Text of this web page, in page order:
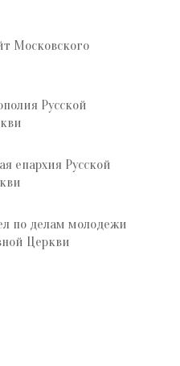
Московского
Русской
епархия Русской
по делам молодежи
Церкви